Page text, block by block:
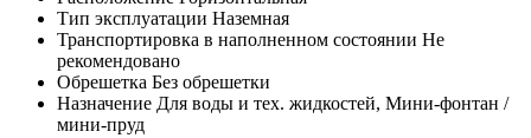
Тип эксплуатации Наземная
Транспортировка в наполненном состоянии Не
рекомендовано
Обрешетка Без обрешетки
Назначение Для воды и тех. жидкостей, Мини-фонтан /
мини-пруд